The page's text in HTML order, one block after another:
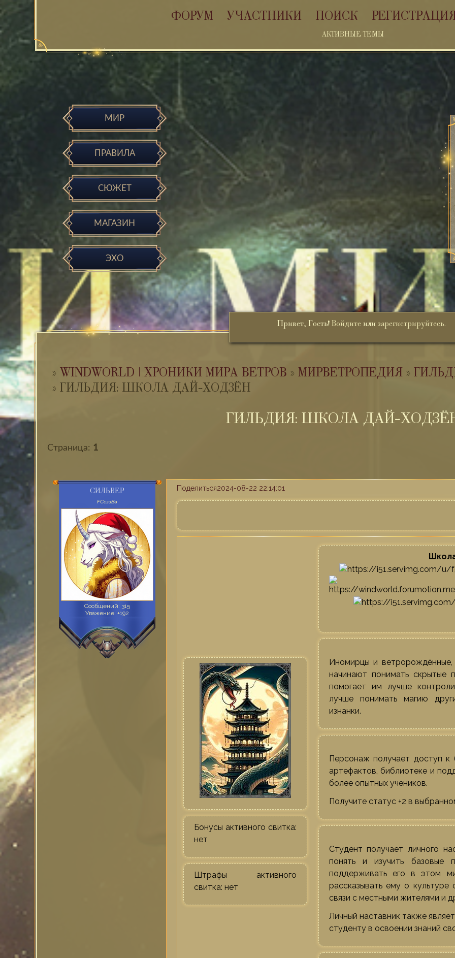
ФОРУМ УЧАСТНИКИ ПОИСК
АКТИВНЫЕ ТЕМЫ
МИР
ПРАВИЛА
СЮЖЕТ
МАГАЗИН
ЭХО
Привет, Гость! Войдите или зарегистрируйтесь.
» WINDWORLD | ХРОНИКИ МИРА ВЕТРОВ » МИРВЕТРОПЕДИЯ »
» ГИЛЬДИЯ: ШКОЛА ДАЙ-ХОДЗЁН
ГИЛЬДИЯ: ШКОЛА ДАЙ-
Страница: 1
Поделиться2024-08-22 22:14:01
СИЛЬВЕР
FСсззВв
Сообщений: 315
Уважение: +192
Бонусы активного свитка:
нет
Штрафы активного
свитка: нет
Иномирцы и
начинают понимать скрытые
помогает им лучше
лучше понимать магию
изнанки.
Персонаж получает доступ к
артефактов, библиотеке и
более опытных учеников.
Получите статус +2 в
Студент получает личного
понять и изучить
поддерживать его в этом
рассказывать ему о
связи с местными жителями и
Личный наставник также
студенту в освоении знаний